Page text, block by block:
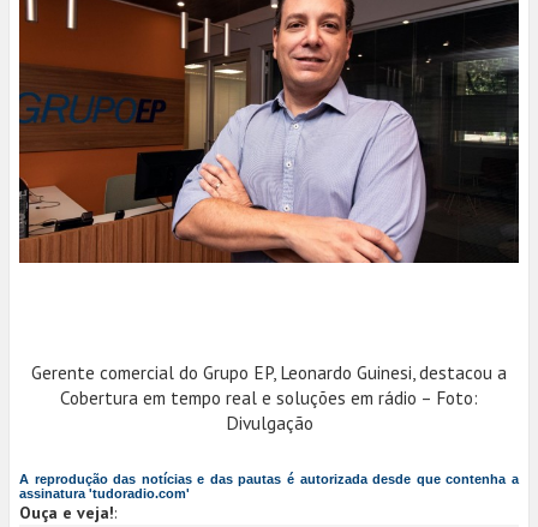
Gerente comercial do Grupo EP, Leonardo Guinesi, destacou a
Cobertura em tempo real e soluções em rádio – Foto:
Divulgação
A reprodução das notícias e das pautas é autorizada desde que contenha a
assinatura 'tudoradio.com'
Ouça e veja!: